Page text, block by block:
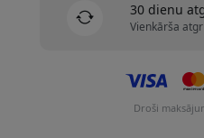
30 dienu
Vienkārša
Droši